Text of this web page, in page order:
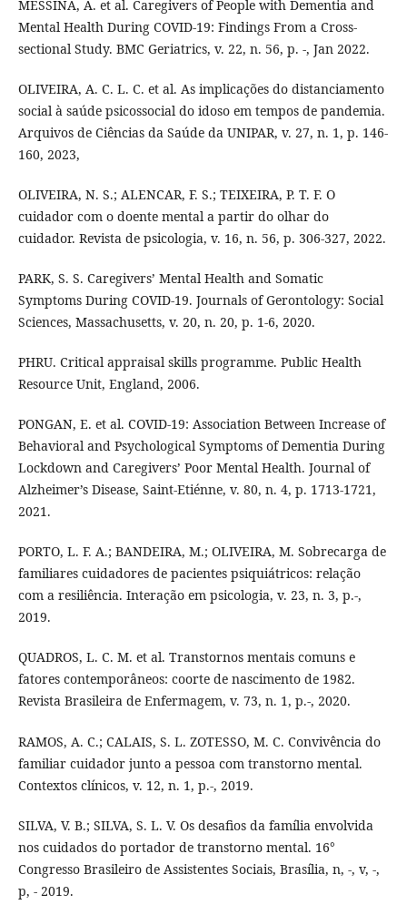
MESSINA, A. et al. Caregivers of People with Dementia and
Mental Health During COVID-19: Findings From a Cross-
sectional Study. BMC Geriatrics, v. 22, n. 56, p. -, Jan 2022.
OLIVEIRA, A. C. L. C. et al. As implicações do distanciamento
social à saúde psicossocial do idoso em tempos de pandemia.
Arquivos de Ciências da Saúde da UNIPAR, v. 27, n. 1, p. 146-
160, 2023,
OLIVEIRA, N. S.; ALENCAR, F. S.; TEIXEIRA, P. T. F. O
cuidador com o doente mental a partir do olhar do
cuidador. Revista de psicologia, v. 16, n. 56, p. 306-327, 2022.
PARK, S. S. Caregivers’ Mental Health and Somatic
Symptoms During COVID-19. Journals of Gerontology: Social
Sciences, Massachusetts, v. 20, n. 20, p. 1-6, 2020.
PHRU. Critical appraisal skills programme. Public Health
Resource Unit, England, 2006.
PONGAN, E. et al. COVID-19: Association Between Increase of
Behavioral and Psychological Symptoms of Dementia During
Lockdown and Caregivers’ Poor Mental Health. Journal of
Alzheimer’s Disease, Saint-Etiénne, v. 80, n. 4, p. 1713-1721,
2021.
PORTO, L. F. A.; BANDEIRA, M.; OLIVEIRA, M. Sobrecarga de
familiares cuidadores de pacientes psiquiátricos: relação
com a resiliência. Interação em psicologia, v. 23, n. 3, p.-,
2019.
QUADROS, L. C. M. et al. Transtornos mentais comuns e
fatores contemporâneos: coorte de nascimento de 1982.
Revista Brasileira de Enfermagem, v. 73, n. 1, p.-, 2020.
RAMOS, A. C.; CALAIS, S. L. ZOTESSO, M. C. Convivência do
familiar cuidador junto a pessoa com transtorno mental.
Contextos clínicos, v. 12, n. 1, p.-, 2019.
SILVA, V. B.; SILVA, S. L. V. Os desafios da família envolvida
nos cuidados do portador de transtorno mental. 16°
Congresso Brasileiro de Assistentes Sociais, Brasília, n, -, v, -,
p, - 2019.